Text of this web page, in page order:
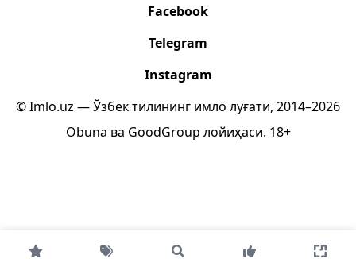
Facebook
Telegram
Instagram
© Imlo.uz — Ўзбек тилининг имло луғати, 2014–2026
Obuna ва GoodGroup лойиҳаси. 18+